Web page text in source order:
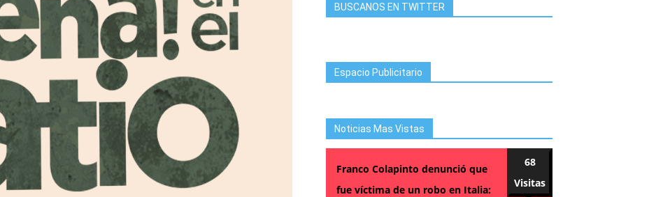
BUSCANOS EN TWITTER
Espacio Publicitario
Noticias Mas Vistas
Franco Colapinto denunció que
fue víctima de un robo en Italia:
68
Visitas